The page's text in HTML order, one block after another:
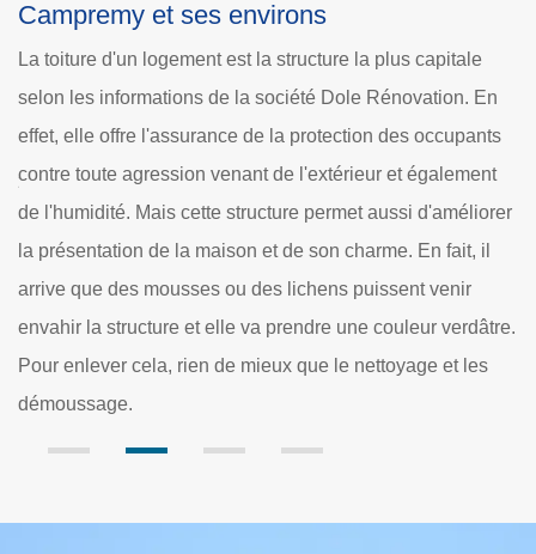
En
fait, il
et les
Il y a une foultitude de méthodes qui peuvent être
par les couvreurs professionnels dans le but de
toiture d'une habitation. Ainsi, les couvreurs peuvent
choisir de nettoyer la surface supérieure de la
utilisant une brosse bien dure. Il s'agit d'une méthode
classique qui permet de préserver l'état des tuiles et
ardoises. Mais son défaut est la nécessité de la
de beaucoup de temps et de beaucoup d'énergie.